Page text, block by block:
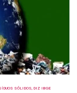
SÓLIDOS, DIZ IBGE